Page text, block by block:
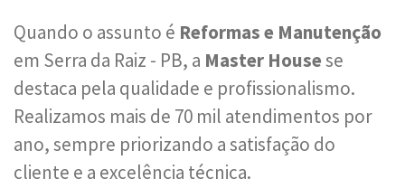
Quando o assunto é Reformas e Manutenção
em Serra da Raiz - PB, a Master Housese
destaca pela qualidade e profissionalismo.
Realizamos mais de 70 mil atendimentos por
ano, sempre priorizando a satisfação do
cliente e a excelência técnica.